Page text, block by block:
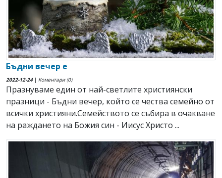
Бъдни вечер е
2022-12-24| Коментари (0)
Празнуваме един от най-светлите християнски
празници - Бъдни вечер, който се чества семейно от
всички християни.Семейството се събира в очакване
на раждането на Божия син - Иисус Христо ...